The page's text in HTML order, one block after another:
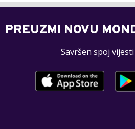
PREUZMI NOVU
Savršen spoj